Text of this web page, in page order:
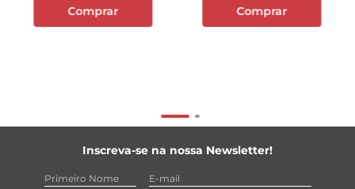
Comprar Comprar
Inscreva-se na nossa Newsletter!